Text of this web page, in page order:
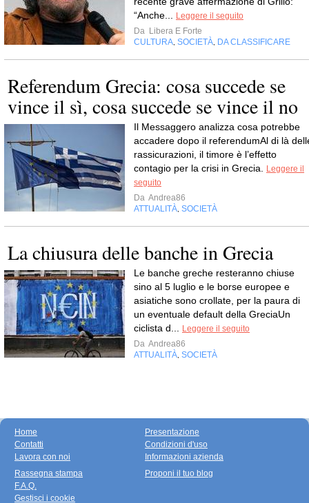
“Anche...
Leggere il seguito
Da Libera E Forte
CULTURA SOCIETÀ DA CLASSIFICARE
Referendum Grecia: cosa succede se
vince il sì, cosa succede se vince il no
Il Messaggero analizza cosa potrebbe
accadere dopo il referendumAl di là
rassicurazioni, il timore è l’effetto
contagio per la crisi in Grecia.
Leggere il
seguito
Da Andrea86
ATTUALITÀ SOCIETÀ
La chiusura delle banche in Grecia
Le banche greche resteranno chiuse
sino al 5 luglio e le borse europee e
asiatiche sono crollate, per la paura di
un eventuale default della GreciaUn
ciclista d...
Leggere il seguito
Da Andrea86
ATTUALITÀ SOCIETÀ
Home
Contatti
Lavora con noi
Presentazione
Condizioni d'uso
Informazioni azienda
Rassegna stampa
F.A.Q.
Gestisci i cookie
Proponi il tuo blog